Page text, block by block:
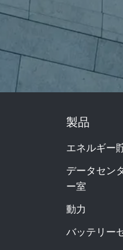
製品
エネルギー
データセン
ー室
動力
バッテリー